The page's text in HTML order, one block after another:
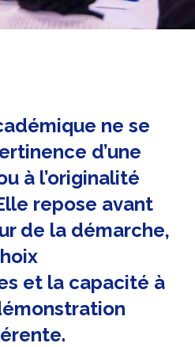
ne se
d’une
à l’originalité
repose avant
de la démarche,
et la capacité à